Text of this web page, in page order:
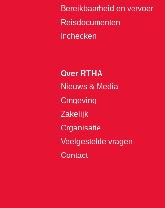
Bereikbaarheid en vervoer
Reisdocumenten
Inchecken
Over RTHA
Nieuws & Media
Omgeving
Zakelijk
Organisatie
Veelgestelde vragen
Contact